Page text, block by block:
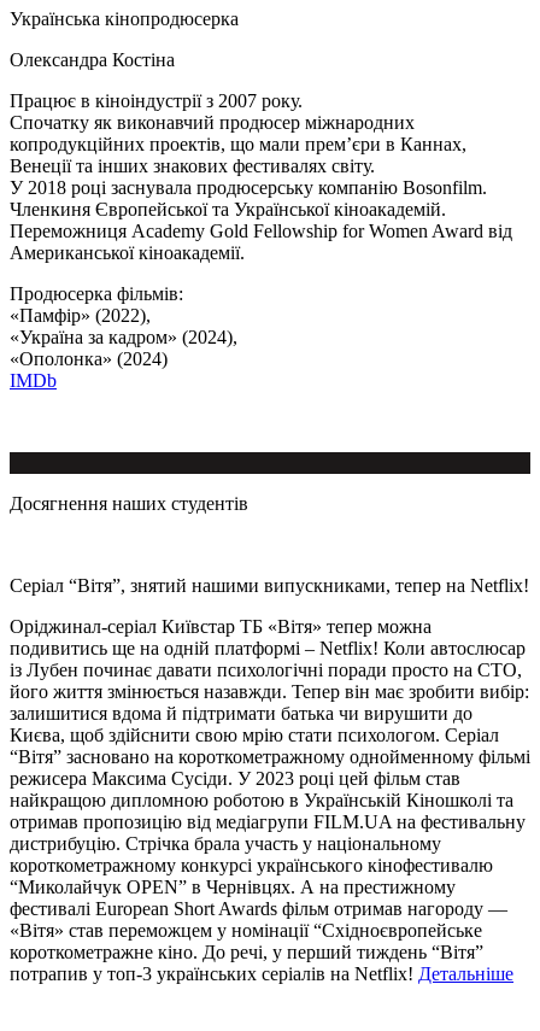
Українська кінопродюсерка
Олександра Костіна
Працює в кіноіндустрії з 2007 року.
Спочатку як виконавчий продюсер міжнародних
копродукційних проектів, що мали прем’єри в Каннах,
Венеції та інших знакових фестивалях світу.
У 2018 році заснувала продюсерську компанію Bosonfilm.
Членкиня Європейської та Української кіноакадемій.
Переможниця Academy Gold Fellowship for Women Award від
Американської кіноакадемії.
Продюсерка фільмів:
«Памфір» (2022),
«Україна за кадром» (2024),
«Ополонка» (2024)
IMDb
Досягнення наших студентів
Серіал “Вітя”, знятий нашими випускниками, тепер на Netflix!
Оріджинал-серіал Київстар ТБ «Вітя» тепер можна
подивитись ще на одній платформі – Netflix! Коли автослюсар
із Лубен починає давати психологічні поради просто на СТО,
його життя змінюється назавжди. Тепер він має зробити вибір:
залишитися вдома й підтримати батька чи вирушити до
Києва, щоб здійснити свою мрію стати психологом. Серіал
“Вітя” засновано на короткометражному однойменному фільмі
режисера Максима Сусіди. У 2023 році цей фільм став
найкращою дипломною роботою в Українській Кіношколі та
отримав пропозицію від медіагрупи FILM.UA на фестивальну
дистрибуцію. Стрічка брала участь у національному
короткометражному конкурсі українського кінофестивалю
“Миколайчук OPEN” в Чернівцях. А на престижному
фестивалі European Short Awards фільм отримав нагороду —
«Вітя» став переможцем у номінації “Східноєвропейське
короткометражне кіно. До речі, у перший тиждень “Вітя”
потрапив у топ-3 українських серіалів на Netflix! Детальніше